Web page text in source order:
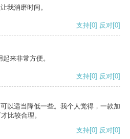
我消磨时间。
支持[0] 反对[0]
来非常方便。
支持[0] 反对[0]
以适当降低一些。我个人觉得，一款加
比较合理。
支持[0] 反对[0]